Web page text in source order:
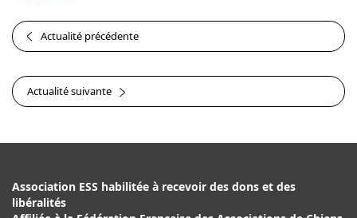
Actualité précédente
Actualité suivante
Association ESS habilitée à recevoir des dons et des
libéralités